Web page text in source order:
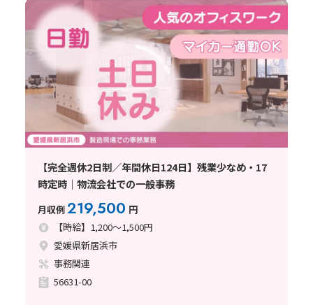
【完全週休2日制／年間休日124日】残業少なめ・17
時定時｜物流会社での一般事務
月収例219,500 円
【時給】1,200～1,500円
愛媛県新居浜市
事務関連
56631-00